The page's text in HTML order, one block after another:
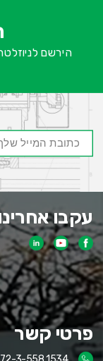
הירשם
עקבו
פרטי קשר